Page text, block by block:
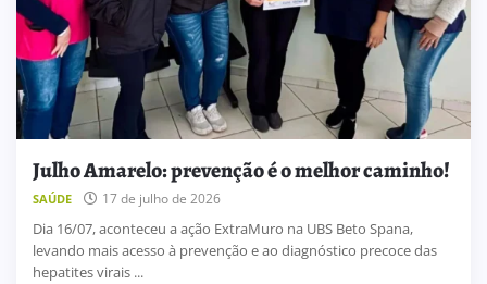
Julho Amarelo: prevenção é o melhor caminho!
SAÚDE 17 de julho de 2026
Dia 16/07, aconteceu a ação ExtraMuro na UBS Beto Spana,
levando mais acesso à prevenção e ao diagnóstico precoce das
hepatites virais ...